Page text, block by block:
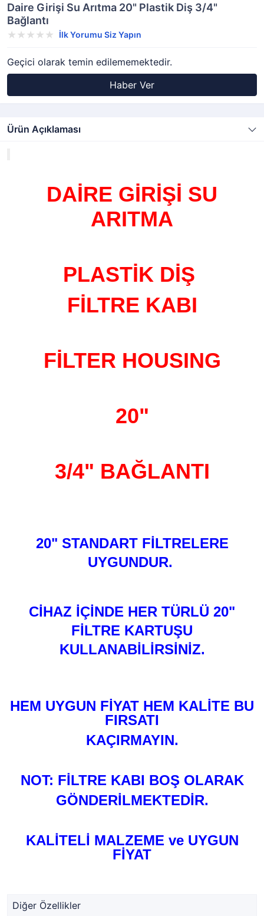
Daire Girişi Su Arıtma 20" Plastik Diş 3/4"
Bağlantı
İlk Yorumu Siz Yapın
Geçici olarak temin edilememektedir.
Haber Ver
Ürün Açıklaması
DAİRE GİRİŞİ SU
ARITMA
PLASTİK DİŞ
FİLTRE KABI
FİLTER HOUSING
20"
3/4" BAĞLANTI
20" STANDART FİLTRELERE
UYGUNDUR.
CİHAZ İÇİNDE HER TÜRLÜ 20"
FİLTRE KARTUŞU
KULLANABİLİRSİNİZ.
HEM UYGUN FİYAT HEM KALİTE BU
FIRSATI
KAÇIRMAYIN.
NOT: FİLTRE KABI BOŞ OLARAK
GÖNDERİLMEKTEDİR.
KALİTELİ MALZEME ve UYGUN
FİYAT
Diğer Özellikler